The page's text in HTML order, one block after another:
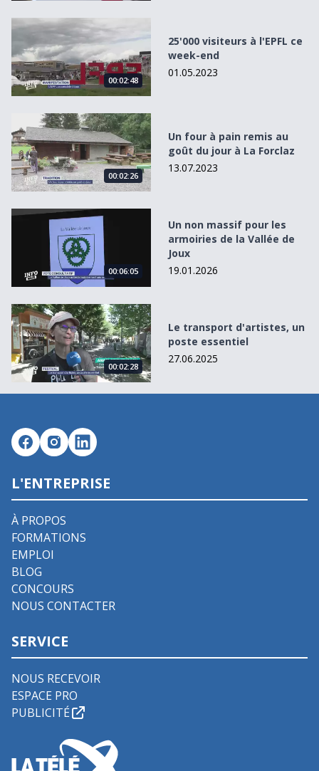
25&#039;000 visiteurs à l&#039;EPFL ce week-end
00:02:48
25'000 visiteurs à l'EPFL ce
week-end
01.05.2023
Un four à pain remis au goût du jour à La Forclaz
00:02:26
Un four à pain remis au
goût du jour à La Forclaz
13.07.2023
Un non massif pour les armoiries de la Vallée de Joux
00:06:05
Un non massif pour les
armoiries de la Vallée de
Joux
19.01.2026
Le transport d&#039;artistes, un poste essentiel
00:02:28
Le transport d'artistes, un
poste essentiel
27.06.2025
L'ENTREPRISE
À PROPOS
FORMATIONS
EMPLOI
BLOG
CONCOURS
NOUS CONTACTER
SERVICE
NOUS RECEVOIR
ESPACE PRO
PUBLICITÉ